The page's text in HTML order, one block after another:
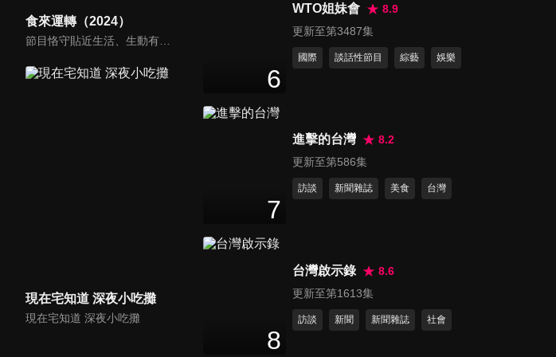
食來運轉（2024）
節目恪守貼近生活、生動有趣的創作目標，探求美食新境界。八閩創富系列，展現勤勞樸實的八閩人播撒希望、耕耘收穫，共同構建起脫貧攻堅，創建小康生活的風貌。
現在宅知道 深夜小吃攤
現在宅知道 深夜小吃攤
第16集 中正一分局警察
第18集 牧場畜牧員
第19集 直潭淨水廠工人
52 分鐘
6
WTO姐妹會
8.9
更新至第3487集
國際 談話性節目 綜藝 娛樂
7
進擊的台灣
8.2
更新至第586集
訪談 新聞雜誌 美食 台灣
8
台灣啟示錄
8.6
更新至第1613集
訪談 新聞 新聞雜誌 社會